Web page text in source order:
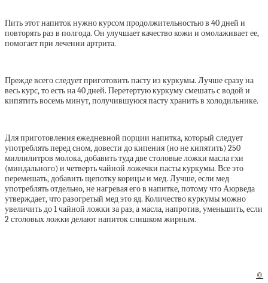
Пить этот напиток нужно курсом продолжительностью в 40 дней и
повторять раз в полгода. Он улучшает качество кожи и омолаживает ее,
помогает при лечении артрита.
Прежде всего следует приготовить пасту из куркумы. Лучше сразу на
весь курс, то есть на 40 дней. Перетертую куркуму смешать с водой и
кипятить восемь минут, получившуюся пасту хранить в холодильнике.
Для приготовления ежедневной порции напитка, который следует
употреблять перед сном, довести до кипения (но не кипятить) 250
миллилитров молока, добавить туда две столовые ложки масла гхи
(миндального) и четверть чайной ложечки пасты куркумы. Все это
перемешать, добавить щепотку корицы и мед. Лучше, если мед
употреблять отдельно, не нагревая его в напитке, потому что Аюрведа
утверждает, что разогретый мед это яд. Количество куркумы можно
увеличить до 1 чайной ложки за раз, а масла, напротив, уменьшить, если
2 столовых ложки делают напиток слишком жирным.
©